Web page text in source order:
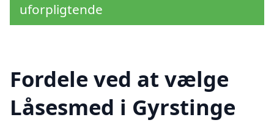
uforpligtende
Fordele ved at vælge
Låsesmed i Gyrstinge